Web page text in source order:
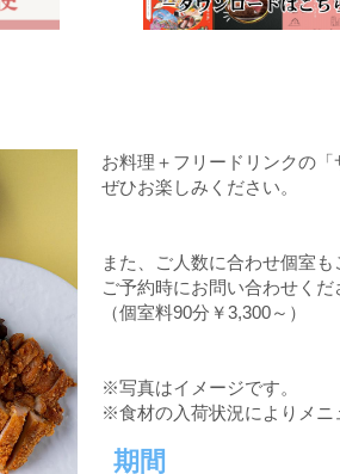
お料理＋フリードリンクの「
ぜひお楽しみください。
また、ご人数に合わせ個室も
ご予約時にお問い合わせくだ
（個室料90分￥3,300～）
※写真はイメージです。
※食材の入荷状況によりメニ
期間